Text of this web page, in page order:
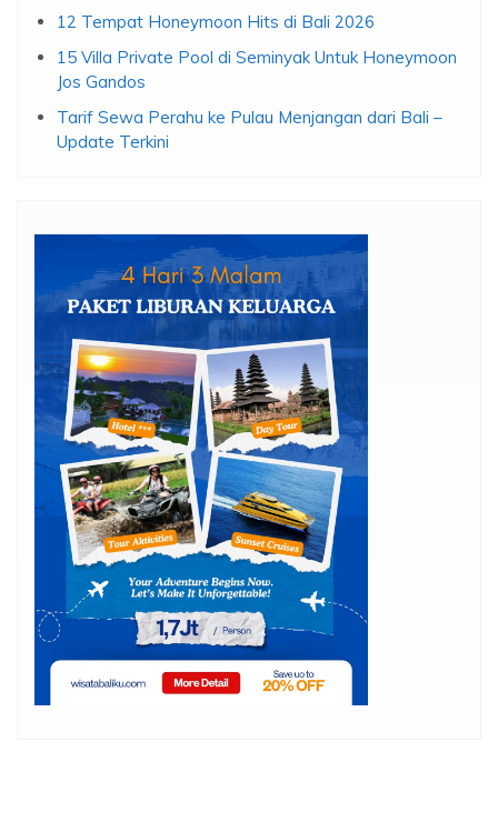
12 Tempat Honeymoon Hits di Bali 2026
15 Villa Private Pool di Seminyak Untuk Honeymoon
Jos Gandos
Tarif Sewa Perahu ke Pulau Menjangan dari Bali –
Update Terkini